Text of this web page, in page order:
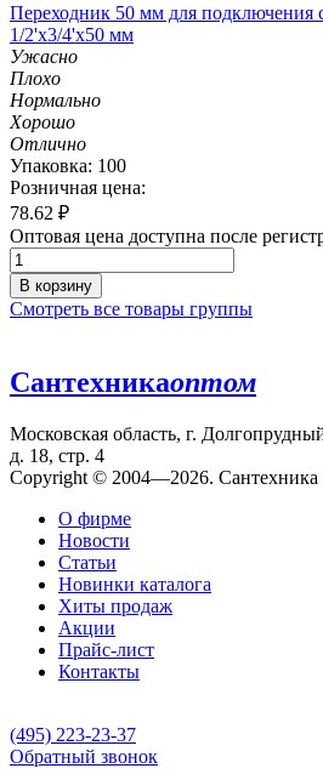
Переходник 50 мм для подключения
1/2'х3/4'х50 мм
Ужасно
Плохо
Нормально
Хорошо
Отлично
Упаковка: 100
Розничная цена:
78.62 ₽
Оптовая цена доступна после
В корзину
Смотреть все товары группы
Сантехникаоптом
Московская область, г.
д. 18, стр. 4
Copyright © 2004—2026. Сантехника
О фирме
Новости
Статьи
Новинки каталога
Хиты продаж
Акции
Прайс-лист
Контакты
(495) 223-23-37
Обратный звонок